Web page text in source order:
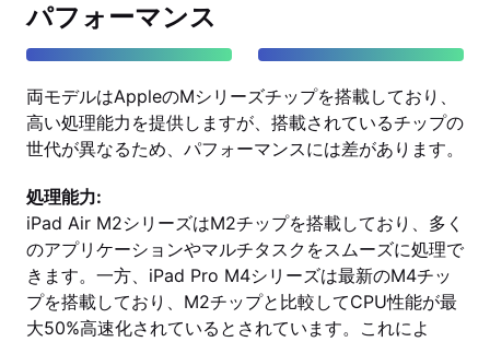
パフォーマンス
両モデルはAppleのMシリーズチップを搭載しており、
高い処理能力を提供しますが、搭載されているチップの
世代が異なるため、パフォーマンスには差があります。
処理能力:
iPad Air M2シリーズはM2チップを搭載しており、多く
のアプリケーションやマルチタスクをスムーズに処理で
きます。一方、iPad Pro M4シリーズは最新のM4チッ
プを搭載しており、M2チップと比較してCPU性能が最
大50%高速化されているとされています。これによ